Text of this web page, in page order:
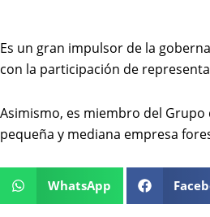
Es un gran impulsor de la
con la participación de
Asimismo, es miembro del Grupo
pequeña y mediana empresa
WhatsApp